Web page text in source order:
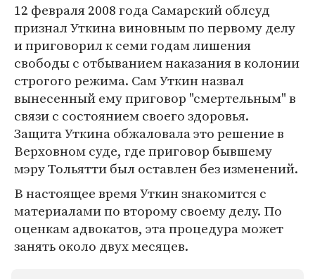
12 февраля 2008 года Самарский облсуд
признал Уткина виновным по первому делу
и приговорил к семи годам лишения
свободы с отбыванием наказания в колонии
строгого режима. Сам Уткин назвал
вынесенный ему приговор "смертельным" в
связи с состоянием своего здоровья.
Защита Уткина обжаловала это решение в
Верховном суде, где приговор бывшему
мэру Тольятти был оставлен без изменений.
В настоящее время Уткин знакомится с
материалами по второму своему делу. По
оценкам адвокатов, эта процедура может
занять около двух месяцев.